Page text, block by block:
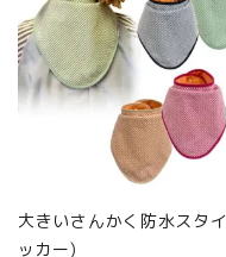
大きいさんかく防水スタ
ッカー)